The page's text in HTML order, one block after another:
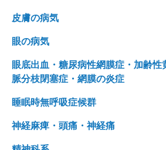
皮膚の病気
眼の病気
眼底出血・糖尿病性網膜症・加齢性
脈分枝閉塞症・網膜の炎症
睡眠時無呼吸症候群
神経麻痺・頭痛・神経痛